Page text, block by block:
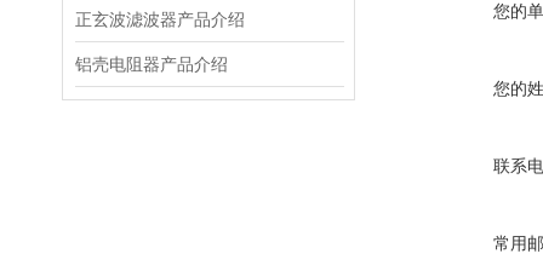
正玄波滤波器产品介绍
铝壳电阻器产品介绍
您的
您的
联系
常用